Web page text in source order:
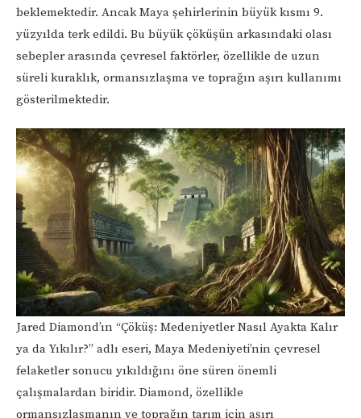
beklemektedir. Ancak Maya şehirlerinin büyük kısmı 9.
yüzyılda terk edildi. Bu büyük çöküşün arkasındaki olası
sebepler arasında çevresel faktörler, özellikle de uzun
süreli kuraklık, ormansızlaşma ve toprağın aşırı kullanımı
gösterilmektedir.
Jared Diamond’ın “Çöküş: Medeniyetler Nasıl Ayakta Kalır
ya da Yıkılır?” adlı eseri, Maya Medeniyeti’nin çevresel
felaketler sonucu yıkıldığını öne süren önemli
çalışmalardan biridir. Diamond, özellikle
ormansızlaşmanın ve toprağın tarım için aşırı